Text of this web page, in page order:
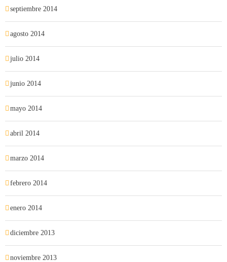
septiembre 2014
agosto 2014
julio 2014
junio 2014
mayo 2014
abril 2014
marzo 2014
febrero 2014
enero 2014
diciembre 2013
noviembre 2013